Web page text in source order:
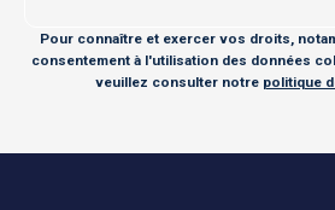
Pour connaître et exercer vos droits,
consentement à l'utilisation des données
veuillez consulter notre politique